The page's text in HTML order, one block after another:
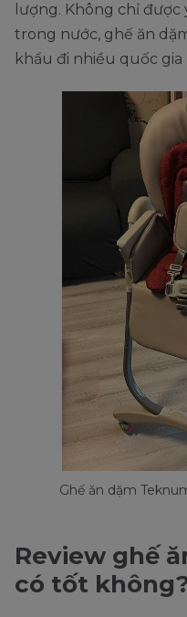
lượng. Không chỉ
trong nước, ghế ăn
khẩu đi nhiều quốc
Ghế ăn dặm
Review ghế
có tốt